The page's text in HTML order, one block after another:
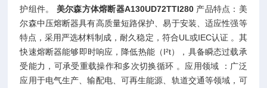
护组件。
美尔森方体熔断器A130UD72TTI280 产品特点：美
尔森中压熔断器具有高质量短路保护、易于安装、适应性强等
特点，采用严选材料制成，耐久稳定，符合UL或IEC认证 。其
快速熔断器能够即时响应，降低热能（I²t），具备瞬态过载承
受能力，可承受重载操作和多次切换循环 。应用领域 ：广泛
应用于电气生产、输配电、可再生能源、轨道交通等领域，可